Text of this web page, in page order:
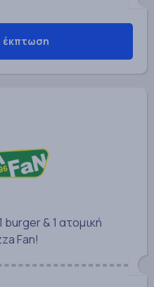
έκπτωση
& 1 ατομική
Fan!